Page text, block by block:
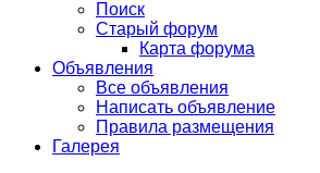
Поиск
Старый форум
Карта форума
Объявления
Все объявления
Написать объявление
Правила размещения
Галерея